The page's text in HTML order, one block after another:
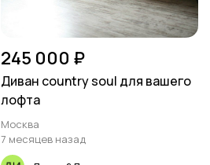
245 000 ₽
Диван country soul для вашего
лофта
Москва
7 месяцев назад